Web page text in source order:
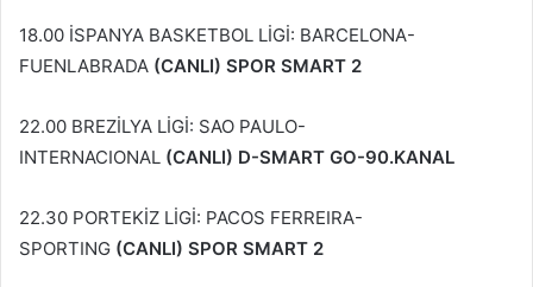
18.00 İSPANYA BASKETBOL LİGİ: BARCELONA-
FUENLABRADA (CANLI) SPOR SMART 2
22.00 BREZİLYA LİGİ: SAO PAULO-
INTERNACIONAL (CANLI) D-SMART GO-90.KANAL
22.30 PORTEKİZ LİGİ: PACOS FERREIRA-
SPORTING (CANLI) SPOR SMART 2